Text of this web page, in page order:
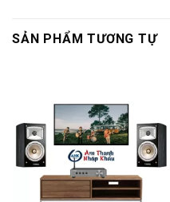
SẢN PHẨM TƯƠNG TỰ